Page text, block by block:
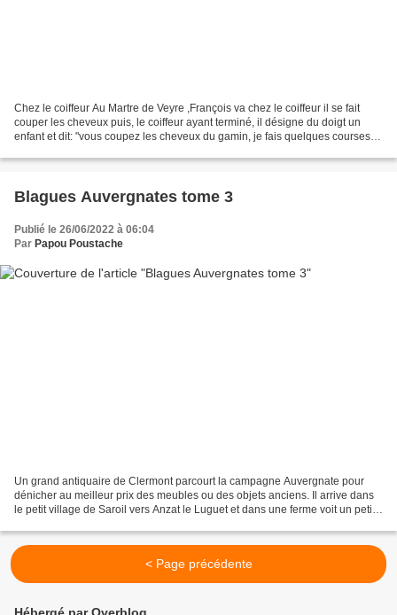
Chez le coiffeur Au Martre de Veyre ,François va chez le coiffeur il se fait
couper les cheveux puis, le coiffeur ayant terminé, il désigne du doigt un
enfant et dit: "vous coupez les cheveux du gamin, je fais quelques courses et
Blagues Auvergnates tome 3
Publié le 26/06/2022 à 06:04
Par Papou Poustache
Un grand antiquaire de Clermont parcourt la campagne Auvergnate pour
dénicher au meilleur prix des meubles ou des objets anciens. Il arrive dans
le petit village de Saroil vers Anzat le Luguet et dans une ferme voit un petit
< Page précédente